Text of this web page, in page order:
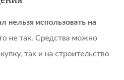
нельзя использовать на
не так. Средства можно
так и на строительство